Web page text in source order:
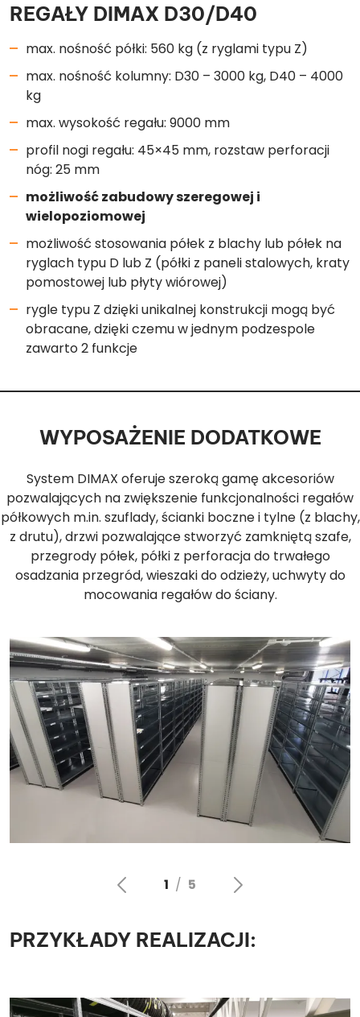
REGAŁY DIMAX D30/D40
max. nośność półki: 560 kg (z ryglami typu Z)
max. nośność kolumny: D30 – 3000 kg, D40 – 4000
kg
max. wysokość regału: 9000 mm
profil nogi regału: 45×45 mm, rozstaw perforacji
nóg: 25 mm
możliwość zabudowy szeregowej i
wielopoziomowej
możliwość stosowania półek z blachy lub półek na
ryglach typu D lub Z (półki z paneli stalowych, kraty
pomostowej lub płyty wiórowej)
rygle typu Z dzięki unikalnej konstrukcji mogą być
obracane, dzięki czemu w jednym podzespole
zawarto 2 funkcje
WYPOSAŻENIE DODATKOWE
System DIMAX oferuje szeroką gamę akcesoriów
pozwalających na zwiększenie funkcjonalności regałów
półkowych m.in. szuflady, ścianki boczne i tylne (z blachy,
z drutu), drzwi pozwalające stworzyć zamkniętą szafe,
przegrody półek, półki z perforacja do trwałego
osadzania przegród, wieszaki do odzieży, uchwyty do
mocowania regałów do ściany.
PRZYKŁADY REALIZACJI: